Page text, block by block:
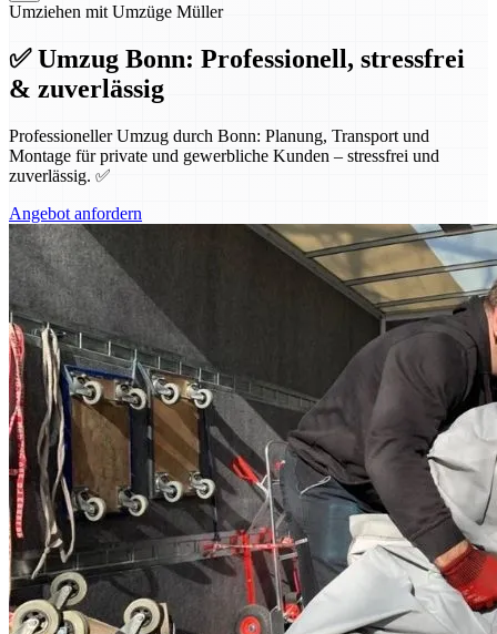
Umziehen mit Umzüge Müller
✅ Umzug Bonn: Professionell, stressfrei
& zuverlässig
Professioneller Umzug durch Bonn: Planung, Transport und
Montage für private und gewerbliche Kunden – stressfrei und
zuverlässig. ✅
Angebot anfordern